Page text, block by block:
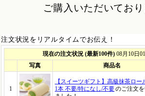
ご購入いただいており
注文状況をリアルタイムでお伝え！